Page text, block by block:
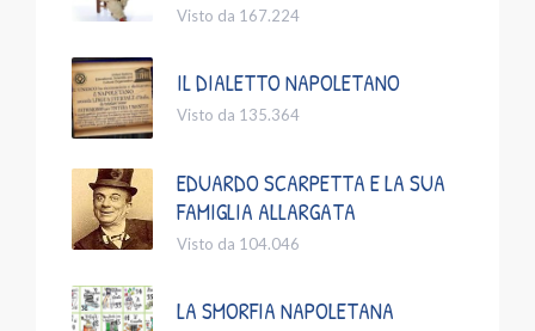
Visto da 167.224
IL DIALETTO NAPOLETANO
Visto da 135.364
EDUARDO SCARPETTA E LA SUA
FAMIGLIA ALLARGATA
Visto da 104.046
LA SMORFIA NAPOLETANA